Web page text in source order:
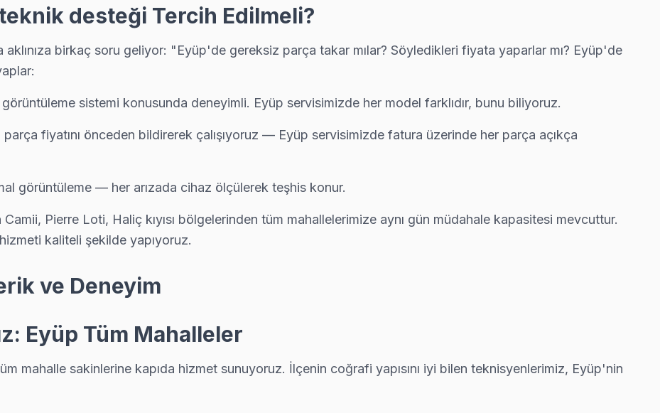
de yardımcı oluyoruz: satın alma öncesi gizli arıza denetimi ücretsiz.
telefonla ücretsiz. Randevu aldıktan sonra teknik ekibimiz Pirinççi adresine ortalama 90 dakikada ulaşıyor.
randevu. Eyüp'nın bu bölgesine teknik ekibimiz 1-2 saat içinde ulaşıyor, arıza tespiti ücretsiz.
ücretsiz, yazılı fiyat, onay sonrası iş — Eyüp'da müşteri memnuniyeti odaklı servis anlayışımız bu.
sonrası en çok ne soruyor? "Ne kadar sürer?" — çoğu Rowenta arızasını aynı günde tamamlıyoruz.
desteği Tercih Edilmeli?
birkaç soru geliyor: "Eyüp'de gereksiz parça takar mılar? Söyledikleri fiyata yaparlar mı? Eyüp'de
sistemi konusunda deneyimli. Eyüp servisimizde her model farklıdır, bunu biliyoruz.
fiyatını önceden bildirerek çalışıyoruz — Eyüp servisimizde fatura üzerinde her parça açıkça
görüntüleme — her arızada cihaz ölçülerek teşhis konur.
Pierre Loti, Haliç kıyısı bölgelerinden tüm mahallelerimize aynı gün müdahale kapasitesi mevcuttur.
kaliteli şekilde yapıyoruz.
ve Deneyim
Eyüp Tüm Mahalleler
mahalle sakinlerine kapıda hizmet sunuyoruz. İlçenin coğrafi yapısını iyi bilen teknisyenlerimiz, Eyüp'nin